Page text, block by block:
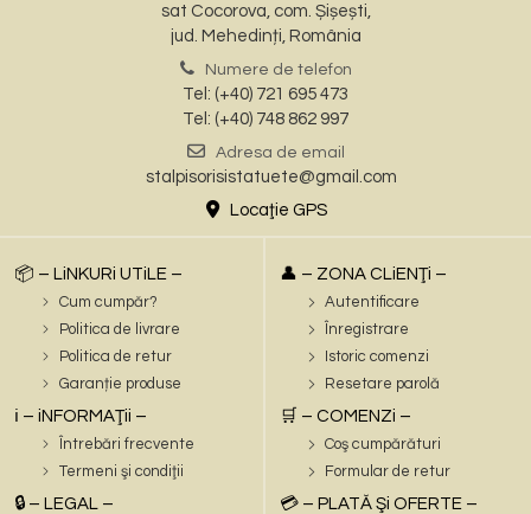
sat Cocorova, com. Șișești,
jud. Mehedinți, România
Numere de telefon
Tel: (+40) 721 695 473
Tel: (+40) 748 862 997
Adresa de email
stalpisorisistatuete@gmail.com
Locaţie GPS
📦 – LiNKURi UTiLE –
Cum cumpăr?
Politica de livrare
Politica de retur
Garanție produse
ℹ️ – iNFORMAŢii –
Întrebări frecvente
Termeni şi condiţii
🔒 – LEGAL –
👤 – ZONA CLiENŢi –
Autentificare
Înregistrare
Istoric comenzi
Resetare parolă
🛒 – COMENZi –
Coş cumpărături
Formular de retur
💳 – PLATĂ Şi OFERTE –